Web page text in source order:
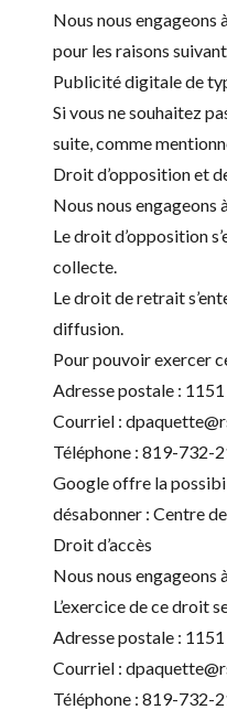
Nous nous
pour les raisons
Publicité digitale de
Si vous ne souhaitez
suite, comme
Droit d’opposition et
Nous nous
Le droit d’opposition
collecte.
Le droit de retrait
diffusion.
Pour pouvoir exercer
Adresse postale :
Courriel :
Téléphone : 819-732-
Google offre la
désabonner : Centre
Droit d’accès
Nous nous
L’exercice de ce droit
Adresse postale :
Courriel :
Téléphone : 819-732-